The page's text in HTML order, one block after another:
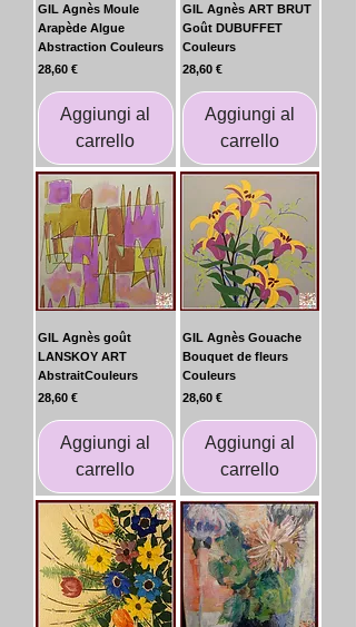
GIL Agnès Moule
Arapède Algue
Abstraction Couleurs
Prezzo
28,60 €
Aggiungi al
carrello
GIL Agnès ART BRUT
Goût DUBUFFET
Couleurs
Prezzo
28,60 €
Aggiungi al
carrello
GIL Agnès goût
LANSKOY ART
AbstraitCouleurs
Prezzo
28,60 €
Aggiungi al
carrello
GIL Agnès Gouache
Bouquet de fleurs
Couleurs
Prezzo
28,60 €
Aggiungi al
carrello